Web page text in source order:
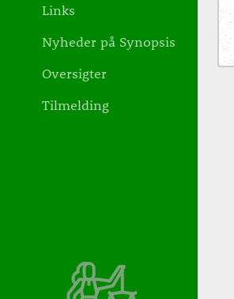
Links
Nyheder på Synopsis
Oversigter
Tilmelding